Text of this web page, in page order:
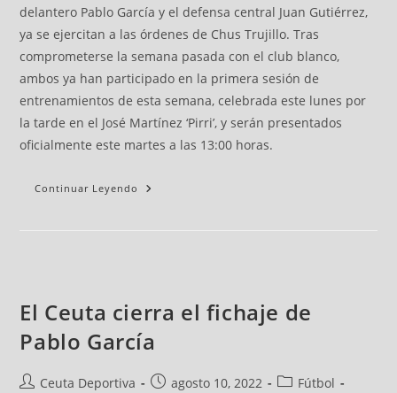
delantero Pablo García y el defensa central Juan Gutiérrez,
ya se ejercitan a las órdenes de Chus Trujillo. Tras
comprometerse la semana pasada con el club blanco,
ambos ya han participado en la primera sesión de
entrenamientos de esta semana, celebrada este lunes por
la tarde en el José Martínez ‘Pirri’, y serán presentados
oficialmente este martes a las 13:00 horas.
Continuar Leyendo
El Ceuta cierra el fichaje de
Pablo García
Ceuta Deportiva agosto 10, 2022
Fútbol